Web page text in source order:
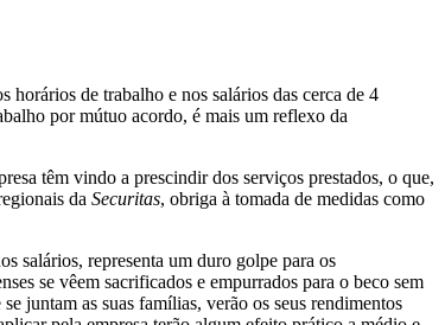
horários de trabalho e nos salários das cerca de 4
por mútuo acordo, é mais um reflexo da
têm vindo a prescindir dos serviços prestados, o que,
da Securitas, obriga à tomada de medidas como
salários, representa um duro golpe para os
se vêem sacrificados e empurrados para o beco sem
se juntam as suas famílias, verão os seus rendimentos